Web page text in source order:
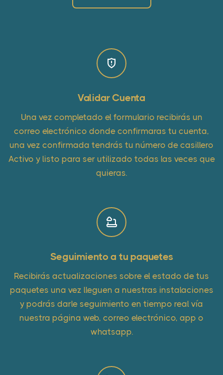
Validar Cuenta
Una vez completado el formulario recibirás un
correo electrónico donde confirmaras tu cuenta,
una vez confirmada tendrás tu número de casillero
Activo y listo para ser utilizado todas las veces que
quieras.
Seguimiento a tu paquetes
Recibirás actualizaciones sobre el estado de tus
paquetes una vez lleguen a nuestras instalaciones
y podrás darle seguimiento en tiempo real vía
nuestra página web, correo electrónico, app o
whatsapp.